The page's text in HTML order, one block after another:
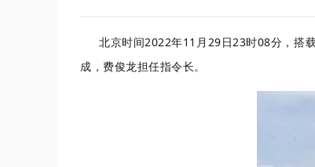
北京时间2022年11月29日23时08分，搭
成，费俊龙担任指令长。